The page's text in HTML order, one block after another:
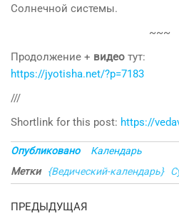
Солнечной системы.
~~~
Продолжение + видео тут:
https://jyotisha.net/?p=7183
///
Shortlink for this post: https://
Опубликовано
Календарь
Метки
{Ведический-календарь}
Навигация
Предыдущая
ПРЕДЫДУЩАЯ